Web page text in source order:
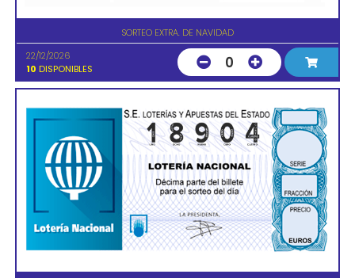
SORTEO EXTRA. DE NAVIDAD
22/12/2026
10 DISPONIBLES 0